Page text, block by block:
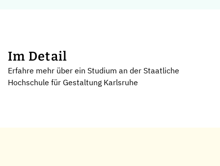
Im Detail
Erfahre mehr über ein Studium an der Staatliche
Hochschule für Gestaltung Karlsruhe